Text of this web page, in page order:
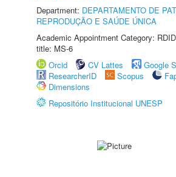
Department: DEPARTAMENTO DE
REPRODUÇÃO E SAÚDE ÚNICA
Academic Appointment Category:
title: MS-6
Orcid
CV Lattes
Google
ResearcherID
Scopus
Dimensions
Repositório Institucional UNESP